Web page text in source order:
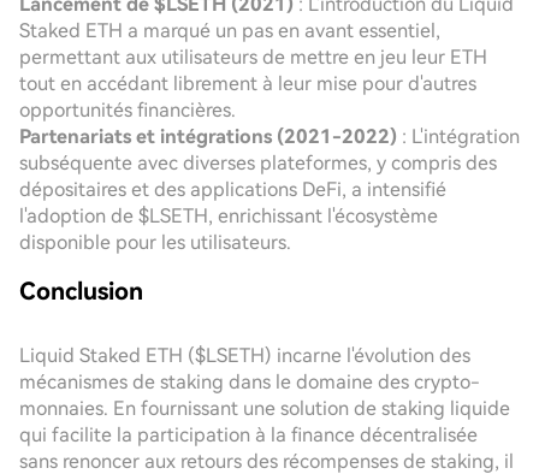
Staked ETH a marqué un pas en avant essentiel,
permettant aux utilisateurs de mettre en jeu leur ETH
tout en accédant librement à leur mise pour d'autres
opportunités financières.
Partenariats et intégrations (2021-2022) : L'intégration
subséquente avec diverses plateformes, y compris des
dépositaires et des applications DeFi, a intensifié
l'adoption de $LSETH, enrichissant l'écosystème
disponible pour les utilisateurs.
Conclusion
Liquid Staked ETH ($LSETH) incarne l'évolution des
mécanismes de staking dans le domaine des crypto-
monnaies. En fournissant une solution de staking liquide
qui facilite la participation à la finance décentralisée
sans renoncer aux retours des récompenses de staking, il